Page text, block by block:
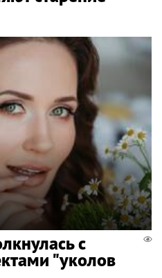
с
"уколов